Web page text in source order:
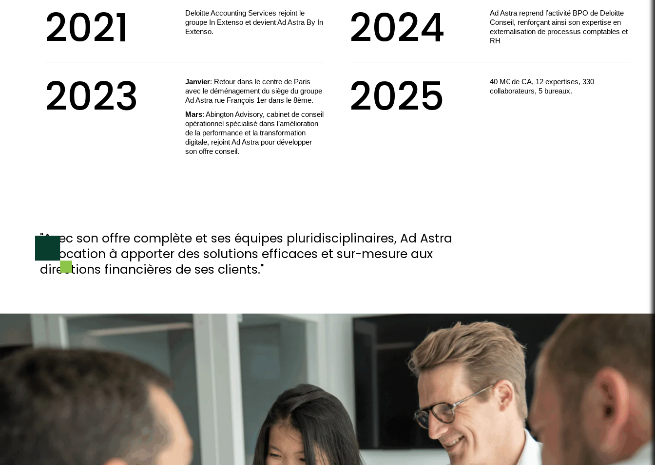
2021
Deloitte Accounting Services rejoint le
groupe In Extenso et devient Ad Astra By In
Extenso.
2023 Janvier: Retour dans le centre de Paris
avec le déménagement du siège du groupe
Ad Astra rue François 1er dans le 8ème.
Mars: Abington Advisory, cabinet de conseil
opérationnel spécialisé dans l’amélioration
de la performance et la transformation
digitale, rejoint Ad Astra pour développer
son offre conseil.
2024
Ad Astra reprend l’activité BPO de Deloitte
Conseil, renforçant ainsi son expertise en
externalisation de processus comptables et
RH
2025
40 M€ de CA, 12 expertises, 330
collaborateurs, 5 bureaux.
"Avec son offre complète et ses équipes pluridisciplinaires, Ad Astra
a vocation à apporter des solutions efficaces et sur-mesure aux
directions financières de ses clients."